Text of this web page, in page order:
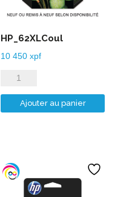
HP_62XLCoul
10 450xpf
quantité
de
HP_62XLCoul
Ajouter au panier